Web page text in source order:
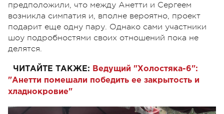
предположили, что между Анетти и Сергеем
возникла симпатия и, вполне вероятно, проект
подарит еще одну пару. Однако сами участники
шоу подробностями своих отношений пока не
делятся.
ЧИТАЙТЕ ТАКЖЕ: Ведущий "Холостяка-6":
"Анетти помешали победить ее закрытость и
хладнокровие"